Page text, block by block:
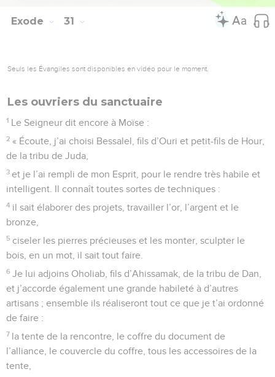
Exode 31
Seuls les Évangiles sont disponibles en vidéo pour le moment.
Les ouvriers du sanctuaire
1 Le Seigneur dit encore à Moïse :
2 « Écoute, j’ai choisi Bessalel, fils d’Ouri et petit-fils de Hour,
de la tribu de Juda,
3 et je l’ai rempli de mon Esprit, pour le rendre très habile et
intelligent. Il connaît toutes sortes de techniques :
4 il sait élaborer des projets, travailler l’or, l’argent et le
bronze,
5 ciseler les pierres précieuses et les monter, sculpter le
bois, en un mot, il sait tout faire.
6 Je lui adjoins Oholiab, fils d’Ahissamak, de la tribu de Dan,
et j’accorde également une grande habileté à d’autres
artisans ; ensemble ils réaliseront tout ce que je t’ai ordonné
de faire :
7 la tente de la rencontre, le coffre du document de
l’alliance, le couvercle du coffre, tous les accessoires de la
tente,